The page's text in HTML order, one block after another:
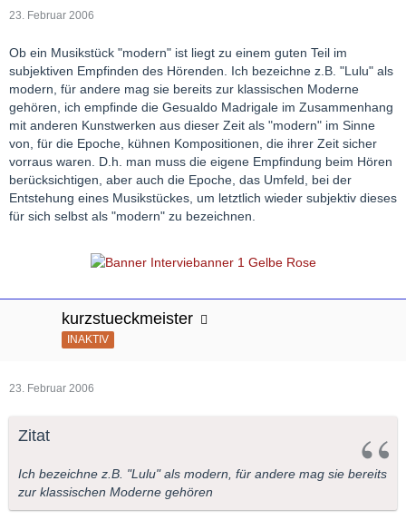
23. Februar 2006
Ob ein Musikstück "modern" ist liegt zu einem guten Teil im
subjektiven Empfinden des Hörenden. Ich bezeichne z.B. "Lulu" als
modern, für andere mag sie bereits zur klassischen Moderne
gehören, ich empfinde die Gesualdo Madrigale im Zusammenhang
mit anderen Kunstwerken aus dieser Zeit als "modern" im Sinne
von, für die Epoche, kühnen Kompositionen, die ihrer Zeit sicher
vorraus waren. D.h. man muss die eigene Empfindung beim Hören
berücksichtigen, aber auch die Epoche, das Umfeld, bei der
Entstehung eines Musikstückes, um letztlich wieder subjektiv dieses
für sich selbst als "modern" zu bezeichnen.
kurzstueckmeister
INAKTIV
23. Februar 2006
Zitat
Ich bezeichne z.B. "Lulu" als modern, für andere mag sie bereits
zur klassischen Moderne gehören